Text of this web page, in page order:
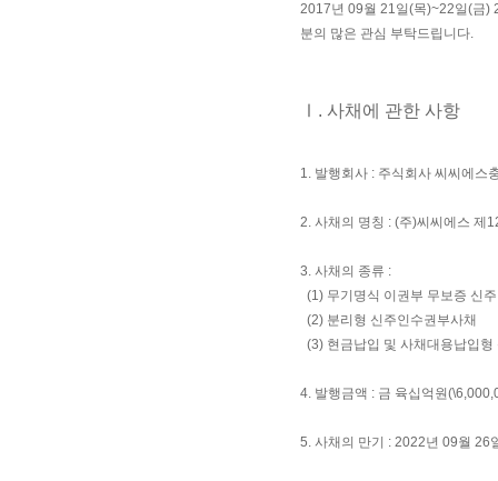
2017년 09월 21일(목)~22일(금)
분의 많은 관심 부탁드립니다.
Ⅰ. 사채에 관한 사항
1. 발행회사 : 주식회사 씨씨에스
2. 사채의 명칭 : (주)씨씨에스 제
3. 사채의 종류 :
(1) 무기명식 이권부 무보증 신
(2) 분리형 신주인수권부사채
(3) 현금납입 및 사채대용납입
4. 발행금액 : 금 육십억원
5. 사채의 만기 : 2022년 09월 26